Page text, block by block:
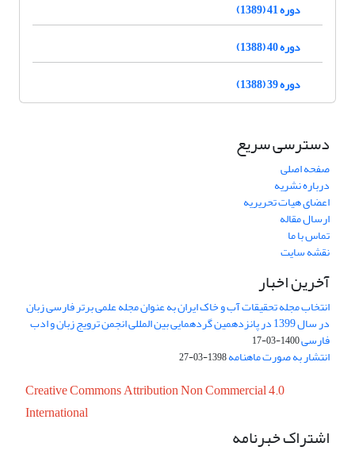
دوره 41 (1389)
دوره 40 (1388)
دوره 39 (1388)
دسترسی سریع
صفحه اصلی
درباره نشریه
اعضای هیات تحریریه
ارسال مقاله
تماس با ما
نقشه سایت
آخرین اخبار
انتخاب مجله تحقیقات آب و خاک ایران به عنوان مجله علمی برتر فارسی زبان
در سال 1399 در پانزدهمین گردهمایی بین المللی انجمن ترویج زبان و ادب
فارسی1400-03-17
انتشار به صورت ماهنامه1398-03-27
Creative Commons Attribution Non Commercial 4.0
International
اشتراک خبرنامه